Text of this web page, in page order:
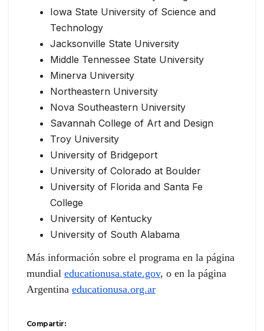
Iowa State University of Science and
Technology
Jacksonville State University
Middle Tennessee State University
Minerva University
Northeastern University
Nova Southeastern University
Savannah College of Art and Design
Troy University
University of Bridgeport
University of Colorado at Boulder
University of Florida and Santa Fe
College
University of Kentucky
University of South Alabama
Más información sobre el programa en la página
mundial educationusa.state.gov, o en la página
Argentina educationusa.org.ar
Compartir: